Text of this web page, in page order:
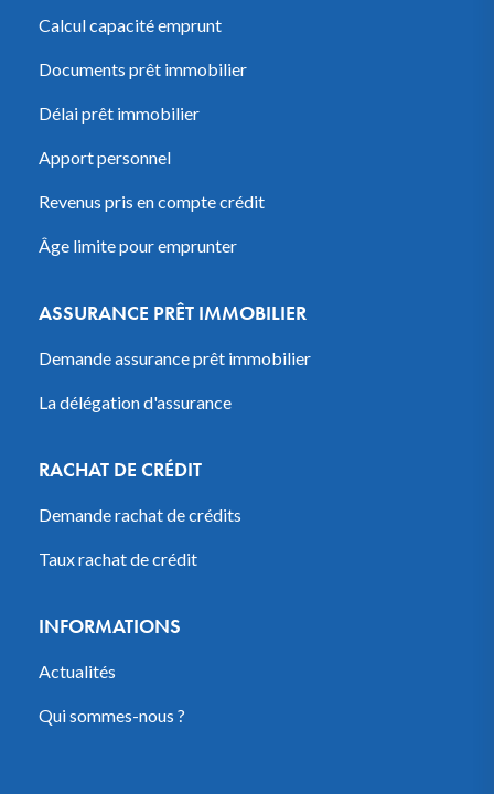
Calcul capacité emprunt
Documents prêt immobilier
Délai prêt immobilier
Apport personnel
Revenus pris en compte crédit
Âge limite pour emprunter
ASSURANCE PRÊT IMMOBILIER
Demande assurance prêt immobilier
La délégation d'assurance
RACHAT DE CRÉDIT
Demande rachat de crédits
Taux rachat de crédit
INFORMATIONS
Actualités
Qui sommes-nous ?